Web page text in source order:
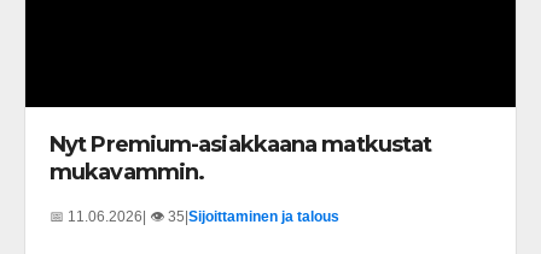
Nyt Premium-asiakkaana matkustat
mukavammin.
📅 11.06.2026 | 👁️ 35 Sijoittaminen ja talous